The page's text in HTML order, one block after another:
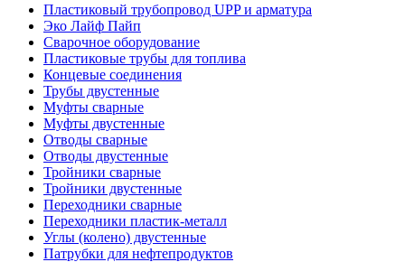
Пластиковый трубопровод UPP и арматура
Эко Лайф Пайп
Сварочное оборудование
Пластиковые трубы для топлива
Концевые соединения
Трубы двустенные
Муфты сварные
Муфты двустенные
Отводы сварные
Отводы двустенные
Тройники сварные
Тройники двустенные
Переходники сварные
Переходники пластик-металл
Углы (колено) двустенные
Патрубки для нефтепродуктов